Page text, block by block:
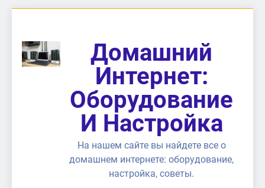
содержимому
Домашний
Интернет:
Оборудование
И Настройка
На нашем сайте вы найдете все о
домашнем интернете: оборудование,
настройка, советы.